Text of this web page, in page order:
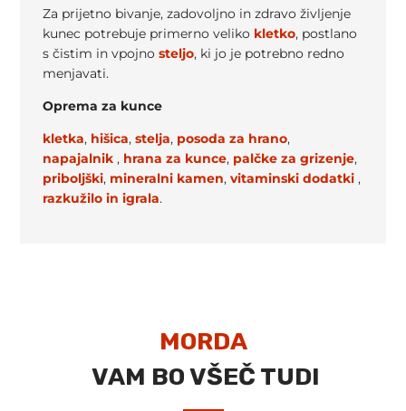
Za prijetno bivanje, zadovoljno in zdravo življenje
kunec potrebuje primerno veliko kletko, postlano
s čistim in vpojnosteljo, ki jo je potrebno redno
menjavati.
Oprema za kunce
kletka, hišica,stelja, posoda za hrano,
napajalnik , hrana za kunce, palčke za grizenje,
priboljški, mineralni kamen,vitaminski dodatki ,
razkužilo in igrala.
MORDA
VAM BO VŠEČ TUDI